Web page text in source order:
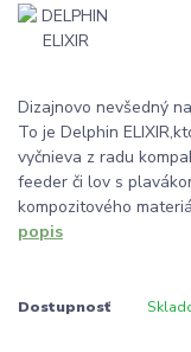
Dizajnovo nevšedný
To je Delphin
vyčnieva z radu
feeder či lov s
kompozitového
popis
Dostupnosť